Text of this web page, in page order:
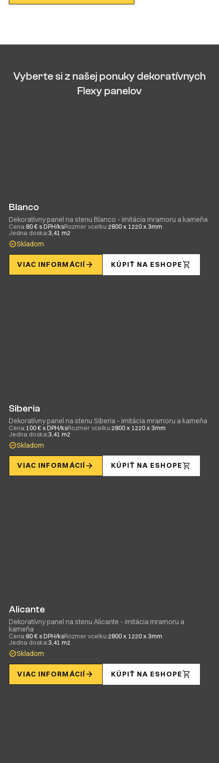
Vyberte si z našej ponuky dekoratívnych
Flexy panelov
Blanco
Dekoratívny panel na stenu Blanco - imitácia mramoru a kameňa
Cena:80 € s DPH/ksRozmer vcelku:2800 x 1220 x 3mm
Jedna doska:3,41 m2
Skladom
VIAC INFORMÁCIÍ KÚPIŤ NA ESHOPE
Siberia
Dekoratívny panel na stenu Siberia - imitácia mramoru a kameňa
Cena:100 € s DPH/ksRozmer vcelku:2800 x 1220 x 3mm
Jedna doska:3,41 m2
Skladom
VIAC INFORMÁCIÍ KÚPIŤ NA ESHOPE
Alicante
Dekoratívny panel na stenu Alicante - imitácia mramoru a
kameňa
Cena:80 € s DPH/ksRozmer vcelku:2800 x 1220 x 3mm
Jedna doska:3,41 m2
Skladom
VIAC INFORMÁCIÍ KÚPIŤ NA ESHOPE